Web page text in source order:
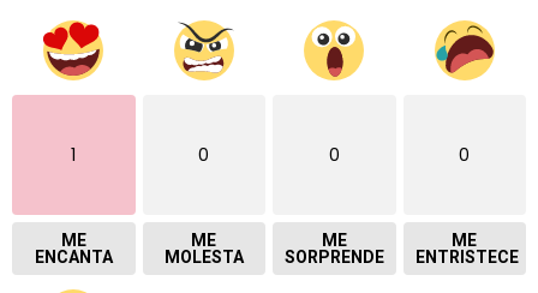
1
ME
ENCANTA
0
ME
MOLESTA
0
ME
SORPRENDE
0
ME
ENTRISTECE